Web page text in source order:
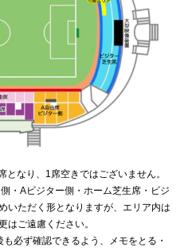
なり、1席空きではございません。
・Aビジター側・ホーム芝生席・ビジ
いただく形となりますが、エリア内は
はご遠慮ください。
必ず確認できるよう、メモをとる・